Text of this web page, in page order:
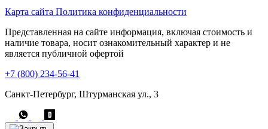
Карта сайта Политика конфиденциальности
Представленная на сайте информация, включая стоимость и
наличие товара, носит ознакомительный характер и не
является публичной офертой
+7 (800) 234-56-41
Санкт-Петербург, Штурманская ул., 3